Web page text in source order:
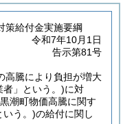
策給付金実施要綱
令和7年10月1日
告示第81号
高騰により負担が増大
者」という。)に対
潮町物価高騰に関す
いう。)の給付に関し